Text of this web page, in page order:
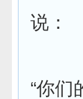
说：
“你们